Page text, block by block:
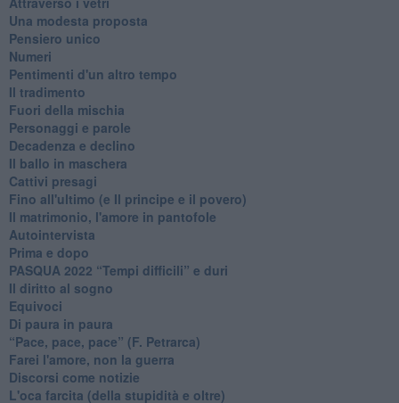
Una modesta proposta
Pensiero unico
Numeri
Pentimenti d'un altro tempo
Il tradimento
Fuori della mischia
Personaggi e parole
Decadenza e declino
Il ballo in maschera
Cattivi presagi
Fino all'ultimo (e Il principe e il povero)
Il matrimonio, l'amore in pantofole
Autointervista
Prima e dopo
​PASQUA 2022 “Tempi difficili” e duri
Il diritto al sogno
Equivoci
Di paura in paura
​“Pace, pace, pace” (F. Petrarca)
Farei l'amore, non la guerra
Discorsi come notizie
L'oca farcita (della stupidità e oltre)